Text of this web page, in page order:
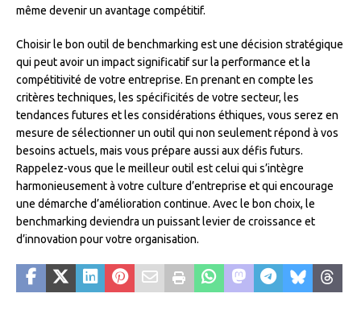
même devenir un avantage compétitif.
Choisir le bon outil de benchmarking est une décision stratégique
qui peut avoir un impact significatif sur la performance et la
compétitivité de votre entreprise. En prenant en compte les
critères techniques, les spécificités de votre secteur, les
tendances futures et les considérations éthiques, vous serez en
mesure de sélectionner un outil qui non seulement répond à vos
besoins actuels, mais vous prépare aussi aux défis futurs.
Rappelez-vous que le meilleur outil est celui qui s’intègre
harmonieusement à votre culture d’entreprise et qui encourage
une démarche d’amélioration continue. Avec le bon choix, le
benchmarking deviendra un puissant levier de croissance et
d’innovation pour votre organisation.